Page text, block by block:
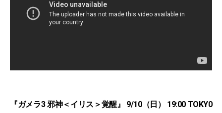
『ガメラ3 邪神＜イリス＞覚醒』 9/10（日） 19:00 TOKY0